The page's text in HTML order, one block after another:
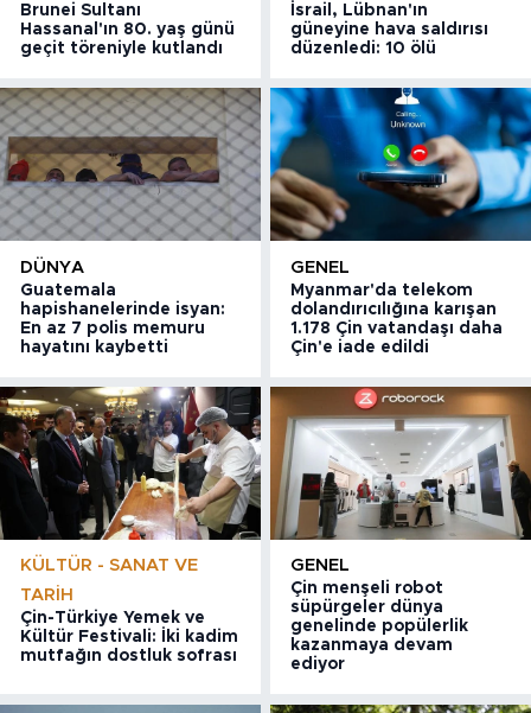
Brunei Sultanı
Hassanal'ın 80. yaş günü
geçit töreniyle kutlandı
İsrail, Lübnan'ın
güneyine hava saldırısı
düzenledi: 10 ölü
DÜNYA
Guatemala
hapishanelerinde isyan:
En az 7 polis memuru
hayatını kaybetti
GENEL
Myanmar'da telekom
dolandırıcılığına karışan
1.178 Çin vatandaşı daha
Çin'e iade edildi
KÜLTÜR - SANAT VE
TARIH
Çin-Türkiye Yemek ve
Kültür Festivali: İki kadim
mutfağın dostluk sofrası
GENEL
Çin menşeli robot
süpürgeler dünya
genelinde popülerlik
kazanmaya devam
ediyor